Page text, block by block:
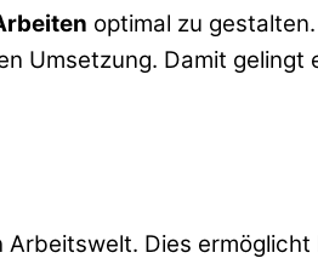
optimal zu
Umsetzung. Damit
Dies